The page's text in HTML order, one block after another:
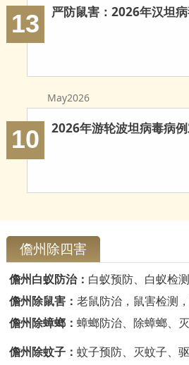
佛山白蚁防治
郁南白蚁防治
13 严防鼠害：2026年汉坦
May2026
10
儋州除四害
儋州白蚁防治： 白蚁预防、白蚁检
儋州除鼠害： 老鼠防治，鼠害检测
儋州除蟑螂： 蟑螂防治、除蟑螂、
儋州除蚊子： 蚊子预防、灭蚊子、